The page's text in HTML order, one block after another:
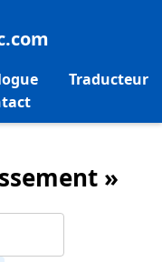
Traducteur
»